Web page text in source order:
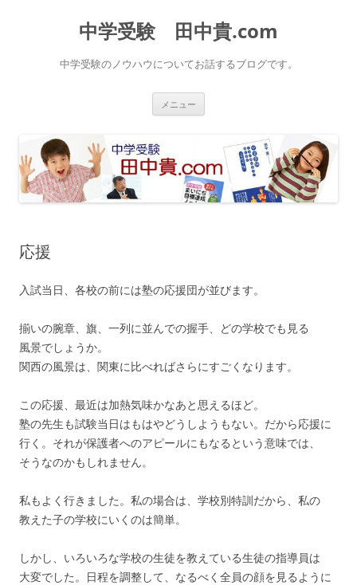
中学受験 田中貴.com
中学受験のノウハウについてお話するブログです。
メニュー
ス
キ
ッ
プ
応援
入試当日、各校の前には塾の応援団が並びます。
揃いの腕章、旗、一列に並んでの握手、どの学校でも見る
風景でしょうか。
関西の風景は、関東に比べればさらにすごくなります。
この応援、最近は加熱気味かなあと思えるほど。
塾の先生も試験当日はもはやどうしようもない。だから応援に
行く。それが保護者へのアピールにもなるという意味では、
そうなのかもしれません。
私もよく行きました。私の場合は、学校別特訓だから、私の
教えた子の学校にいくのは簡単。
しかし、いろいろな学校の生徒を教えている生徒の指導員は
大変でした。日程を調整して、なるべく全員の顔を見るように